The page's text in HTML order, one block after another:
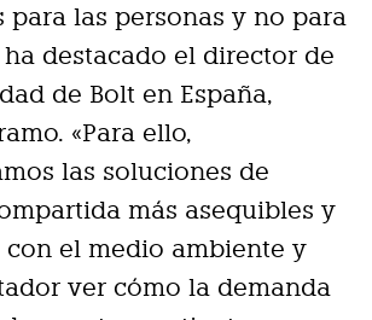
para las personas y no para
ha destacado el director de
de Bolt en España,
«Para ello,
las soluciones de
más asequibles y
con el medio ambiente y
ver cómo la demanda